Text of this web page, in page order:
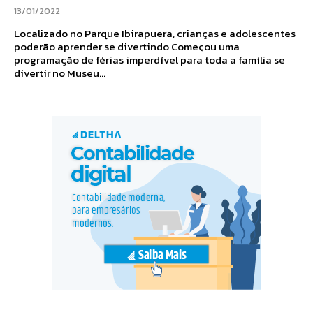
13/01/2022
Localizado no Parque Ibirapuera, crianças e adolescentes
poderão aprender se divertindo Começou uma
programação de férias imperdível para toda a família se
divertir no Museu...